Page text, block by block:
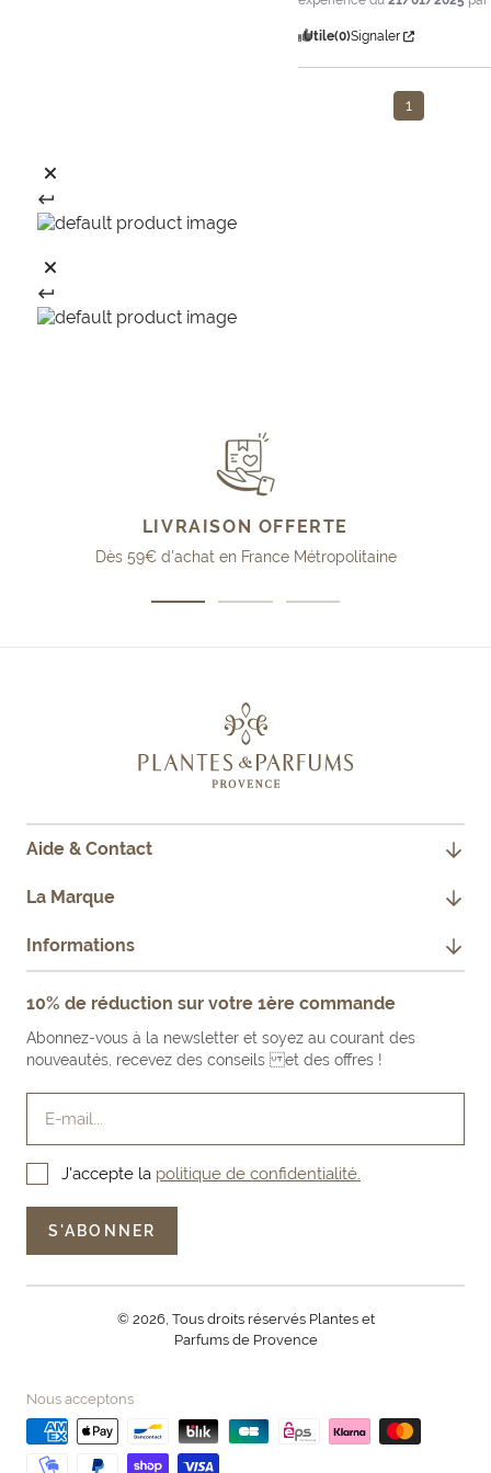
Découvrez les autres produits de la
conquis, laissez-vous également tenter par notre
Parfumée Pin de Provence
atmosphère chaleureuse et délicatement parfumée.
intérieur, découvrez notre
une solution parfaite pour une diffusion rapide et agréable
de cette fragrance boisée.
Utile(0)Signaler
1
LIVRAISON OFFERTE
Dès 59€ d'achat en France Métropolitaine
slide
slide
slide
Aide & Contact
CONTACTEZ-NOUS
FAQ
FAIRE UN RETOUR PRODUIT
La Marque
NOTRE HISTOIRE
NOS ENGAGEMENTS
LE BLOG
Informations
10% de réduction sur votre 1ère commande
Abonnez-vous à la newsletter et soyez au courant des
nouveautés, recevez des conseils et des offres !
E-mail...
J'accepte la politique de confidentialité.
S'ABONNER
© 2026, Tous droits réservés Plantes et
Parfums de Provence
Nous acceptons